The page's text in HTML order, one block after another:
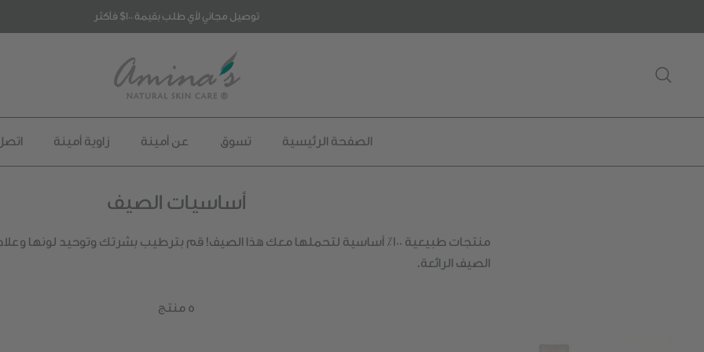
الى
توصيل مجاني لأي طلب بقيمة 100$ فأكثر
الصفحة الرئيسية تسوق عن أمينة زاوية أمينة
أساسيات الصيف
منتجات طبيعية 100٪ أساسية لتحملها معك هذا الصيف! قم بترطيب بشرتك وتوحيد لونها
الصيف الرائعة.
5 منتج